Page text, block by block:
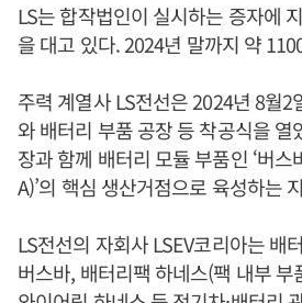
LS는 합작법인이 실시하는 증자에
을 대고 있다. 2024년 말까지 약
주력 계열사 LS전선은 2024년 8월2
와 배터리 부품 공장 등 착공식을 열
장과 함께 배터리 모듈 부품인 ‘버
A)’의 핵심 생산거점으로 육성하는
LS전선의 자회사 LSEV코리아는 배
버스바, 배터리팩 하네스(팩 내부